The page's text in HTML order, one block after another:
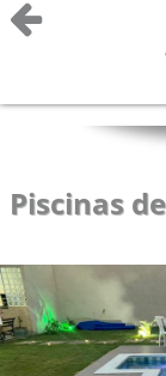
Piscinas